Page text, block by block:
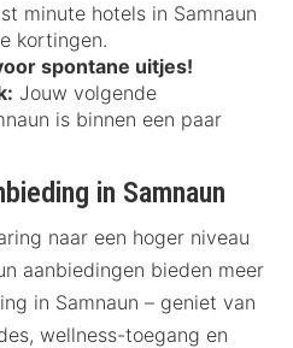
minute hotels in Samnaun
kortingen.
spontane uitjes!
Jouw volgende
is binnen een paar
in Samnaun
naar een hoger niveau
aanbiedingen bieden meer
in Samnaun – geniet van
wellness-toegang en